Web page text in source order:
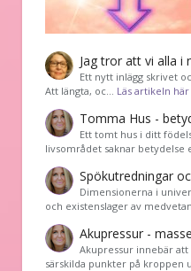
Jag tror att vi alla i
Ett nytt inlägg skrivet
Att längta, oc… Läs artikeln här
Tomma Hus -
Ett tomt hus i ditt
livsområdet saknar betydelse
Spökutredningar
Dimensionerna i
och existenslager av
Akupressur -
Akupressur innebär
särskilda punkter på kroppen